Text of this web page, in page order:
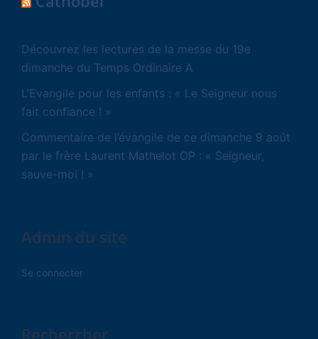
Découvrez les lectures de la messe du 19e
dimanche du Temps Ordinaire A
L’Evangile pour les enfants : « Le Seigneur nous
fait confiance ! »
Commentaire de l’évangile de ce dimanche 9 août
par le frère Laurent Mathelot OP : « Seigneur,
sauve-moi ! »
Admin du site
Se connecter
Rechercher